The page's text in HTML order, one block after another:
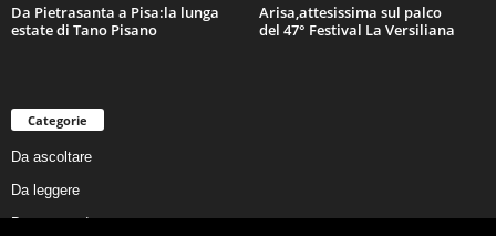
Da Pietrasanta a Pisa:la lunga
estate di Tano Pisano
Arisa,attesissima sul palco
del 47° Festival La Versiliana
Categorie
Da ascoltare
Da leggere
Da non perdere